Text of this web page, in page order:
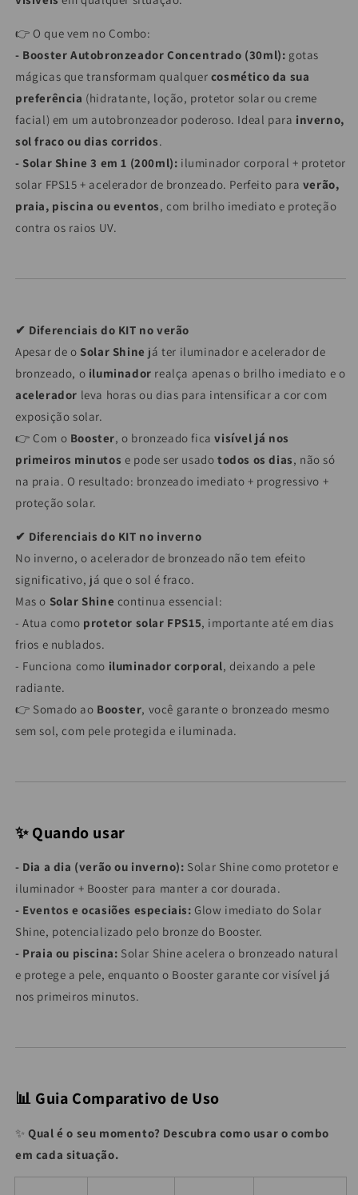
👉 O que vem no Combo:
- Booster Autobronzeador Concentrado (30ml): gotas
mágicas que transformam qualquer cosmético da sua
preferência (hidratante, loção, protetor solar ou creme
facial) em um autobronzeador poderoso. Ideal para inverno,
sol fraco ou dias corridos.
- Solar Shine 3 em 1 (200ml): iluminador corporal + protetor
solar FPS15 + acelerador de bronzeado. Perfeito para verão,
praia, piscina ou eventos, com brilho imediato e proteção
contra os raios UV.
✔ Diferenciais do KIT no verão
Apesar de o Solar Shine já ter iluminador e acelerador de
bronzeado, o iluminador realça apenas o brilho imediato e o
acelerador leva horas ou dias para intensificar a cor com
exposição solar.
👉 Com o Booster, o bronzeado ficavisível já nos
primeiros minutos e pode ser usadotodos os dias, não só
na praia. O resultado: bronzeado imediato + progressivo +
proteção solar.
✔ Diferenciais do KIT no inverno
No inverno, o acelerador de bronzeado não tem efeito
significativo, já que o sol é fraco.
Mas o Solar Shine continua essencial:
- Atua como protetor solar FPS15, importante até em dias
frios e nublados.
- Funciona como iluminador corporal, deixando a pele
radiante.
👉 Somado ao Booster, você garante o bronzeado mesmo
sem sol, com pele protegida e iluminada.
✨ Quando usar
- Dia a dia (verão ou inverno): Solar Shine como protetor e
iluminador + Booster para manter a cor dourada.
- Eventos e ocasiões especiais: Glow imediato do Solar
Shine, potencializado pelo bronze do Booster.
- Praia ou piscina: Solar Shine acelera o bronzeado natural
e protege a pele, enquanto o Booster garante cor visível já
nos primeiros minutos.
📊 Guia Comparativo de Uso
✨Qual é o seu momento? Descubra como usar o combo
em cada situação.